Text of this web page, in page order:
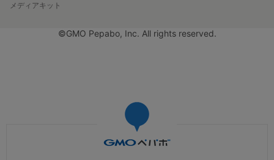
メディアキット
©GMO Pepabo, Inc. All rights reserved.